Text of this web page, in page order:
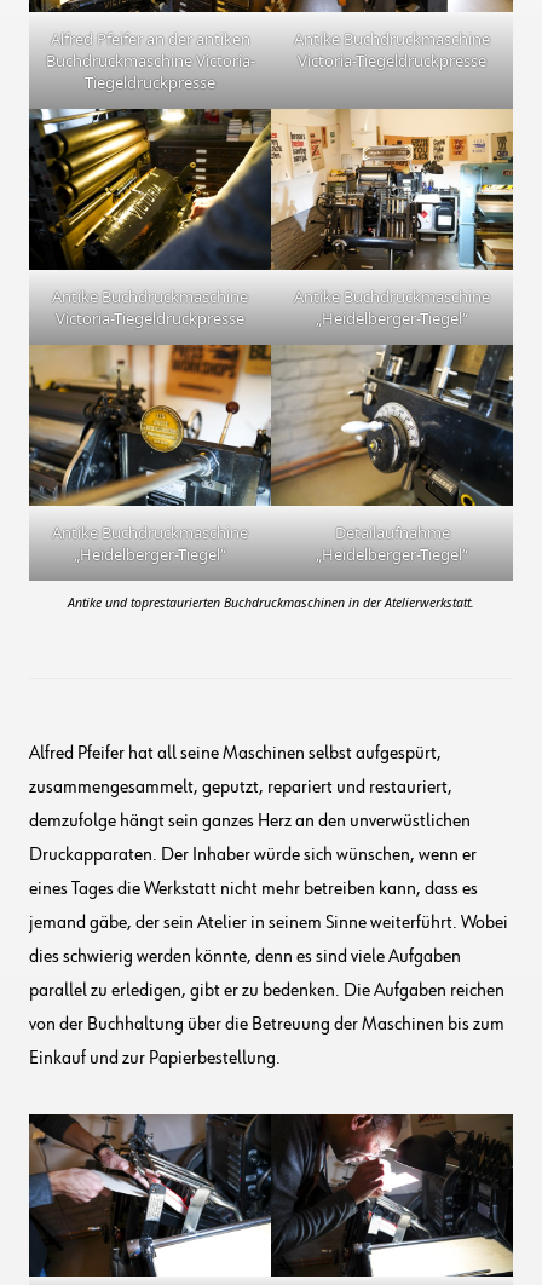
Alfred Pfeifer an der antiken
Buchdruckmaschine Victoria-
Tiegeldruckpresse
Antike Buchdruckmaschine
Victoria-Tiegeldruckpresse
Antike Buchdruckmaschine
Victoria-Tiegeldruckpresse
Antike Buchdruckmaschine
„Heidelberger-Tiegel“
Antike Buchdruckmaschine
„Heidelberger-Tiegel“
Detailaufnahme
„Heidelberger-Tiegel“
Antike und toprestaurierten Buchdruckmaschinen in der Atelierwerkstatt.
Alfred Pfeifer hat all seine Maschinen selbst aufgespürt,
zusammengesammelt, geputzt, repariert und restauriert,
demzufolge hängt sein ganzes Herz an den unverwüstlichen
Druckapparaten. Der Inhaber würde sich wünschen, wenn er
eines Tages die Werkstatt nicht mehr betreiben kann, dass es
jemand gäbe, der sein Atelier in seinem Sinne weiterführt. Wobei
dies schwierig werden könnte, denn es sind viele Aufgaben
parallel zu erledigen, gibt er zu bedenken. Die Aufgaben reichen
von der Buchhaltung über die Betreuung der Maschinen bis zum
Einkauf und zur Papierbestellung.